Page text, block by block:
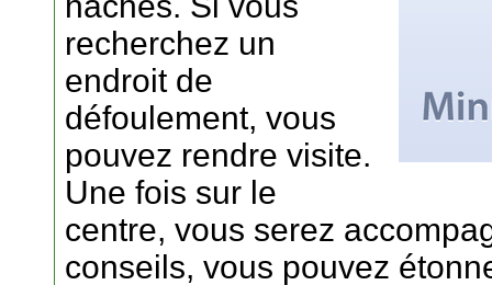
recherchez un
endroit de
défoulement, vous
pouvez rendre visite.
Une fois sur le
centre, vous serez
conseils, vous pouvez